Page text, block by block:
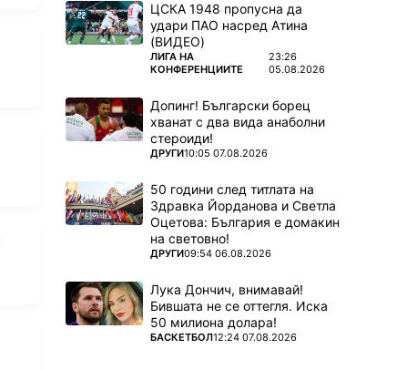
ЦСКА 1948 пропусна да
удари ПАО насред Атина
(ВИДЕО)
ПОВЕЧЕ ОТ
ЛИГА НА
КОНФЕРЕНЦИИТЕ
23:26
05.08.2026
Допинг! Български борец
хванат с два вида анаболни
стероиди!
ПОВЕЧЕ ОТ
ДРУГИ10:05 07.08.2026
50 години след титлата на
Здравка Йорданова и Светла
Оцетова: България е домакин
на световно!
ПОВЕЧЕ ОТ
ДРУГИ09:54 06.08.2026
Лука Дончич, внимавай!
Бившата не се оттегля. Иска
50 милиона долара!
ПОВЕЧЕ ОТ
БАСКЕТБОЛ12:24 07.08.2026